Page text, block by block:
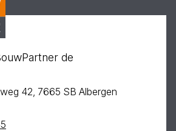
de
42, 7665 SB Albergen